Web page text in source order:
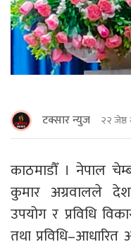
टक्सार न्युज २२ जेष्ठ
काठमाडौँ । नेपाल
कुमार अग्रवालले
उपयोग र प्रविधि
तथा प्रविधि–आधारित